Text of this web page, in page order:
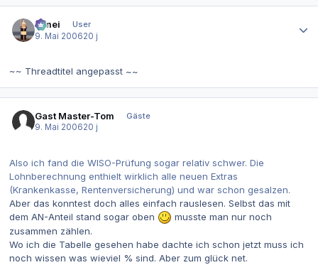
bimei
User
9. Mai 200620 j
~~ Threadtitel angepasst ~~
Gast Master-Tom
Gäste
9. Mai 200620 j
Also ich fand die WISO-Prüfung sogar relativ schwer. Die
Lohnberechnung enthielt wirklich alle neuen Extras
(Krankenkasse, Rentenversicherung) und war schon gesalzen.
Aber das konntest doch alles einfach rauslesen. Selbst das mit
dem AN-Anteil stand sogar oben
musste man nur noch
zusammen zählen.
Wo ich die Tabelle gesehen habe dachte ich schon jetzt muss ich
noch wissen was wieviel % sind. Aber zum glück net.